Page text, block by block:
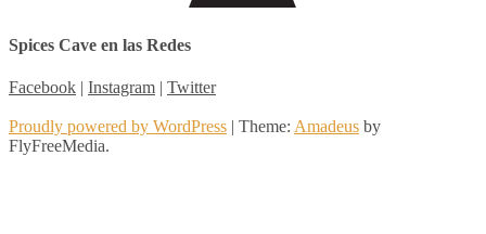
Spices Cave en las Redes
Facebook | Instagram | Twitter
Proudly powered by WordPress | Theme: Amadeus by
FlyFreeMedia.